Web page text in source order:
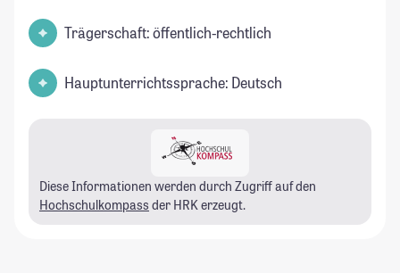
Trägerschaft: öffentlich-rechtlich
Hauptunterrichtssprache: Deutsch
Diese Informationen werden durch Zugriff auf den
Hochschulkompass der HRK erzeugt.